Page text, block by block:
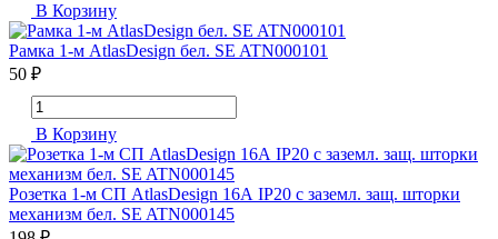
В Корзину
Рамка 1-м AtlasDesign бел. SE ATN000101
50 ₽
В Корзину
Розетка 1-м СП AtlasDesign 16А IP20 с заземл. защ. шторки
механизм бел. SE ATN000145